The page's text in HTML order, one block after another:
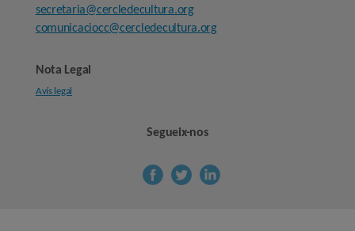
secretaria@cercledecultura.org
comunicaciocc@cercledecultura.org
Nota Legal
Avís legal
Segueix-nos